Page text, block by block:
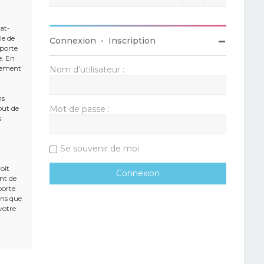
de
En
de
de
que
Connexion • Inscription
Nom d’utilisateur :
Mot de passe :
Se souvenir de moi